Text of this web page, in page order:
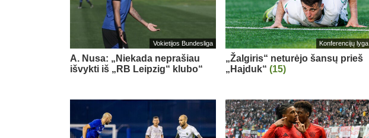
Vokietijos Bundesliga
A. Nusa: „Niekada neprašiau
išvykti iš „RB Leipzig“ klubo“
Konferencijų lyga
„Žalgiris“ neturėjo šansų prieš
„Hajduk“(15)